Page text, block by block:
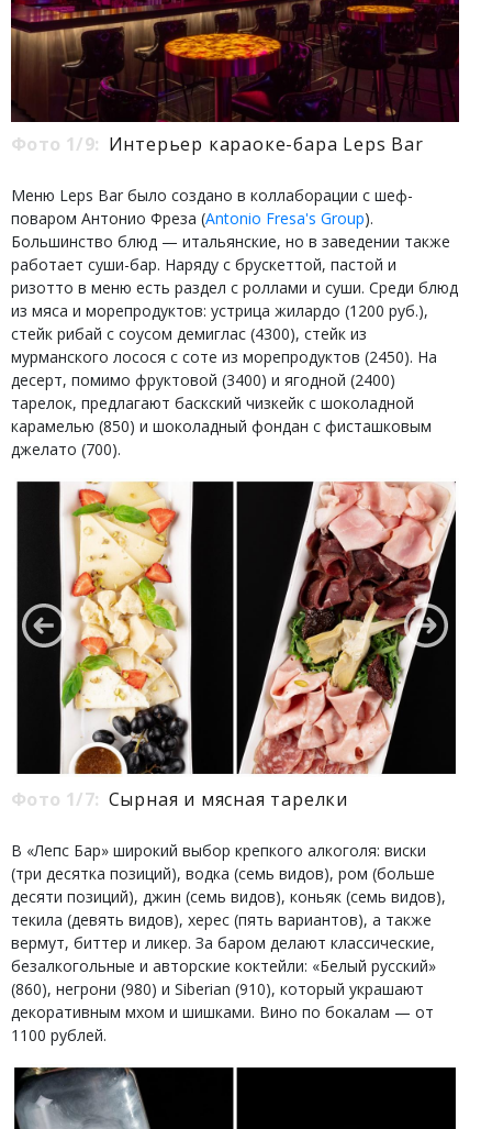
Фото 1/9: Интерьер караоке-бара Leps Bar
Меню Leps Bar было создано в коллаборации с шеф-
поваром Антонио Фреза (Antonio Fresa's Group).
Большинство блюд — итальянские, но в заведении также
работает суши-бар. Наряду с брускеттой, пастой и
ризотто в меню есть раздел с роллами и суши. Среди блюд
из мяса и морепродуктов: устрица жилардо (1200 руб.),
стейк рибай с соусом демиглас (4300), стейк из
мурманского лосося с соте из морепродуктов (2450). На
десерт, помимо фруктовой (3400) и ягодной (2400)
тарелок, предлагают баскский чизкейк с шоколадной
карамелью (850) и шоколадный фондан с фисташковым
джелато (700).
Фото 1/7: Сырная и мясная тарелки
В «Лепс Бар» широкий выбор крепкого алкоголя: виски
(три десятка позиций), водка (семь видов), ром (больше
десяти позиций), джин (семь видов), коньяк (семь видов),
текила (девять видов), херес (пять вариантов), а также
вермут, биттер и ликер. За баром делают классические,
безалкогольные и авторские коктейли: «Белый русский»
(860), негрони (980) и Siberian (910), который украшают
декоративным мхом и шишками. Вино по бокалам — от
1100 рублей.